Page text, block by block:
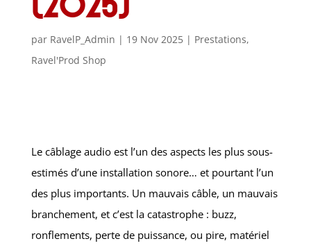
par RavelP_Admin | 19 Nov 2025| Prestations,
Ravel'Prod Shop
Le câblage audio est l’un des aspects les plus sous-
estimés d’une installation sonore… et pourtant l’un
des plus importants. Un mauvais câble, un mauvais
branchement, et c’est la catastrophe : buzz,
ronflements, perte de puissance, ou pire, matériel